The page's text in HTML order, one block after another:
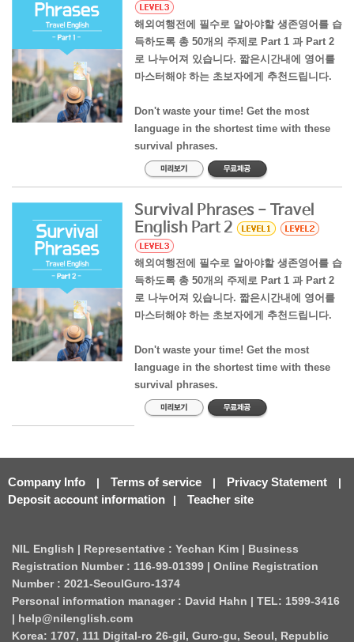
해외여행전에 필수로 알아야할 생존영어를 습
득하도록 총 50개의 주제로 Part 1 과 Part 2
로 나누어져 있습니다. 짧은시간내에 영어를
마스터해야 하는 초보자에게 추천드립니다.
Don't waste your time! Get the most
language in the shortest time with these
survival phrases.
Survival Phrases - Travel
English Part 2
해외여행전에 필수로 알아야할 생존영어를 습
득하도록 총 50개의 주제로 Part 1 과 Part 2
로 나누어져 있습니다. 짧은시간내에 영어를
마스터해야 하는 초보자에게 추천드립니다.
Don't waste your time! Get the most
language in the shortest time with these
survival phrases.
Company Info | Terms of service | Privacy Statement |
Deposit account information | Teacher site
NIL English | Representative : Yechan Kim | Business
Registration Number : 116-99-01399 | Online Registration
Number : 2021-SeoulGuro-1374
Personal information manager : David Hahn | TEL: 1599-3416
| help@nilenglish.com
Korea: 1707, 111 Digital-ro 26-gil, Guro-gu, Seoul, Republic